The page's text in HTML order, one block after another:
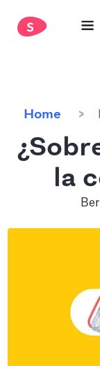
Home
la